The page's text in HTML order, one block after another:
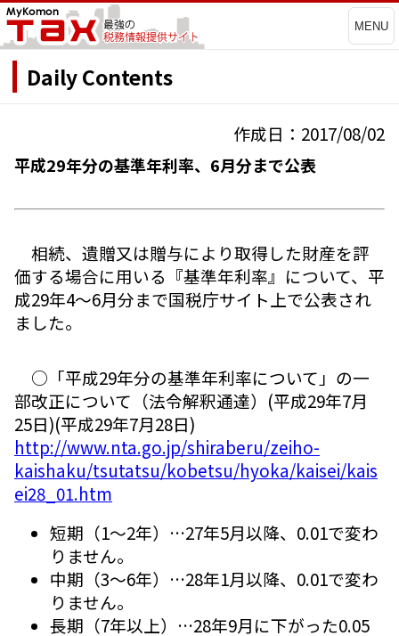
MENU
Daily Contents
作成日：2017/08/02
平成29年分の基準年利率、6月分まで公表
相続、遺贈又は贈与により取得した財産を評
価する場合に用いる『基準年利率』について、平
成29年4～6月分まで国税庁サイト上で公表され
ました。
○「平成29年分の基準年利率について」の一
部改正について（法令解釈通達）(平成29年7月
25日)(平成29年7月28日)
http://www.nta.go.jp/shiraberu/zeiho-
kaishaku/tsutatsu/kobetsu/hyoka/kaisei/kais
ei28_01.htm
短期（1～2年）…27年5月以降、0.01で変わ
りません。
中期（3～6年）…28年1月以降、0.01で変わ
りません。
長期（7年以上）…28年9月に下がった0.05